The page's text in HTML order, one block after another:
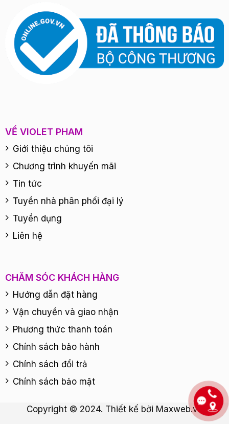
VỀ VIOLET PHAM
Giới thiệu chúng tôi
Chương trình khuyến mãi
Tin tức
Tuyển nhà phân phối đại lý
Tuyển dụng
Liên hệ
CHĂM SÓC KHÁCH HÀNG
Hướng dẫn đặt hàng
Vận chuyển và giao nhận
Phương thức thanh toán
Chính sách bảo hành
Chính sách đổi trả
Chính sách bảo mật
Copyright © 2024. Thiết kế bởi Maxweb.vn